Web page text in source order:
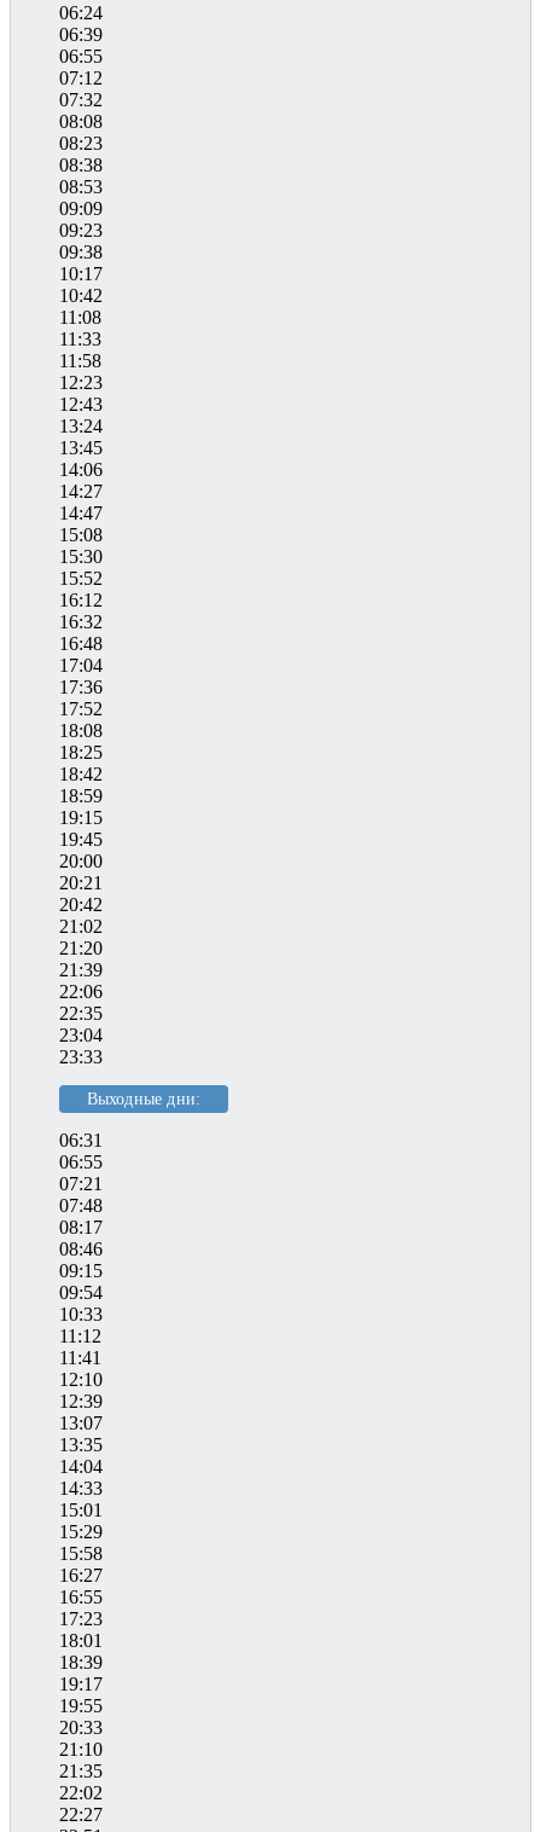
06:24
06:39
06:55
07:12
07:32
08:08
08:23
08:38
08:53
09:09
09:23
09:38
10:17
10:42
11:08
11:33
11:58
12:23
12:43
13:24
13:45
14:06
14:27
14:47
15:08
15:30
15:52
16:12
16:32
16:48
17:04
17:36
17:52
18:08
18:25
18:42
18:59
19:15
19:45
20:00
20:21
20:42
21:02
21:20
21:39
22:06
22:35
23:04
23:33
Выходные дни:
06:31
06:55
07:21
07:48
08:17
08:46
09:15
09:54
10:33
11:12
11:41
12:10
12:39
13:07
13:35
14:04
14:33
15:01
15:29
15:58
16:27
16:55
17:23
18:01
18:39
19:17
19:55
20:33
21:10
21:35
22:02
22:27